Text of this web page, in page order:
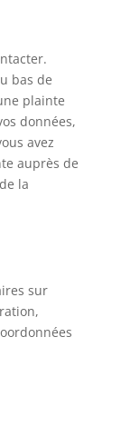
bas de
plainte
données,
avez
auprès de
la
sur